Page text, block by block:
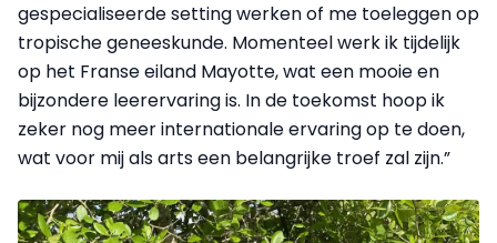
gespecialiseerde setting werken of me toeleggen op
tropische geneeskunde. Momenteel werk ik tijdelijk
op het Franse eiland Mayotte, wat een mooie en
bijzondere leerervaring is. In de toekomst hoop ik
zeker nog meer internationale ervaring op te doen,
wat voor mij als arts een belangrijke troef zal zijn.”